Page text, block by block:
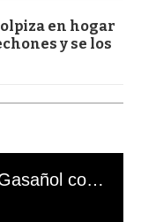
en hogar
y se los
El mal momento de Yanina Gasañol con un hincha argentino en "Subrayado"